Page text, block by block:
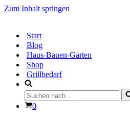
Zum Inhalt springen
Start
Blog
Haus-Bauen-Garten
Shop
Grillbedarf
Suchen
nach …
Warenkorb
0